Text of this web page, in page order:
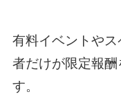
有料イベントや
者だけが限定報
す。